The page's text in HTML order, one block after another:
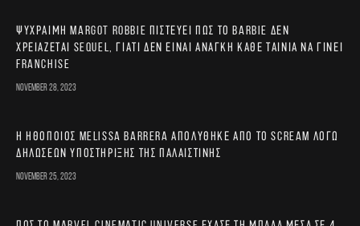
Ψύχραιμη Margot Robbie πιστεύει πως το Barbie δεν
χρειάζεται sequel, γιατί δεν είναι ανάγκη κάθε ταινία να γίνει
franchise
November 28, 2023
Η ηθοποιός Melissa Barrera απολύθηκε από το Scream λόγω
δηλώσεων υποστήριξης της Παλαιστίνης
November 25, 2023